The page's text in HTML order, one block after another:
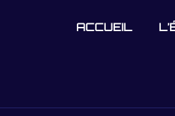
ACCUEIL